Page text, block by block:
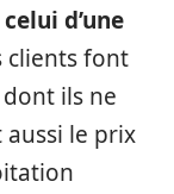
d’une
clients font
ils ne
aussi le prix